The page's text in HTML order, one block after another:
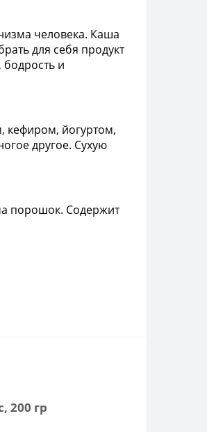
человека. Каша
для себя продукт
и
кефиром, йогуртом,
другое. Сухую
порошок. Содержит
200 гр